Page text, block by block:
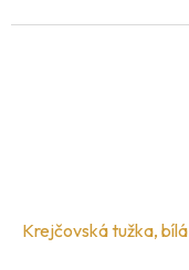
Materiál: kov, sklo
Krejčovská tužka, bílá